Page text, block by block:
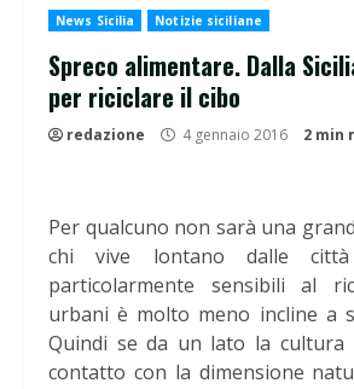
News Sicilia Notizie siciliane
Spreco alimentare. Dalla
per riciclare il cibo
redazione 4 gennaio 2016 2 min
Per qualcuno non sarà una
chi vive lontano dalle
particolarmente sensibili al
urbani è molto meno incline a
Quindi se da un lato la
contatto con la dimensione